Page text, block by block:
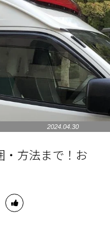
2024.04.30
・方法まで！お